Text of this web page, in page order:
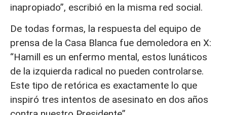
inapropiado”, escribió en la misma red social.
De todas formas, la respuesta del equipo de
prensa de la Casa Blanca fue demoledora en X:
“Hamill es un enfermo mental, estos lunáticos
de la izquierda radical no pueden controlarse.
Este tipo de retórica es exactamente lo que
inspiró tres intentos de asesinato en dos años